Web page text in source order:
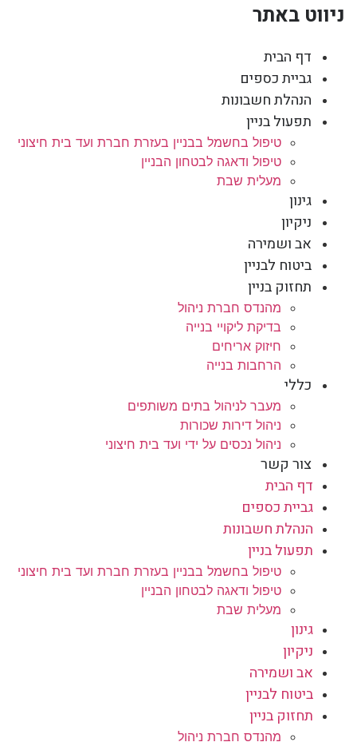
ניווט באתר
דף הבית
גביית כספים
הנהלת חשבונות
תפעול בניין
טיפול בחשמל בבניין בעזרת חברת ועד בית חיצוני
טיפול ודאגה לבטחון הבניין
מעלית שבת
גינון
ניקיון
אב ושמירה
ביטוח לבניין
תחזוק בניין
מהנדס חברת ניהול
בדיקת ליקויי בנייה
חיזוק אריחים
הרחבות בנייה
כללי
מעבר לניהול בתים משותפים
ניהול דירות שכורות
ניהול נכסים על ידי ועד בית חיצוני
צור קשר
דף הבית
גביית כספים
הנהלת חשבונות
תפעול בניין
טיפול בחשמל בבניין בעזרת חברת ועד בית חיצוני
טיפול ודאגה לבטחון הבניין
מעלית שבת
גינון
ניקיון
אב ושמירה
ביטוח לבניין
תחזוק בניין
מהנדס חברת ניהול